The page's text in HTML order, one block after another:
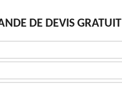
DE DEVIS GRATUIT